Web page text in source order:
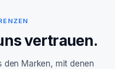
vertrauen.
den Marken, mit denen